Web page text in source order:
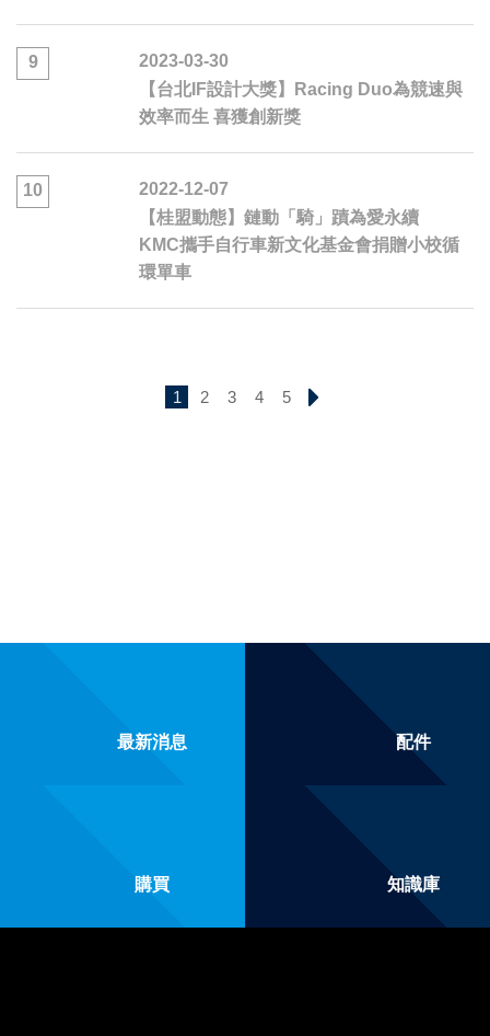
9
2023-03-30
【台北IF設計大獎】Racing Duo為競速與
效率而生 喜獲創新獎
10
2022-12-07
【桂盟動態】鏈動「騎」蹟為愛永續
KMC攜手自行車新文化基金會捐贈小校循
環單車
1 2 3 4 5
最新消息 配件
購買 知識庫